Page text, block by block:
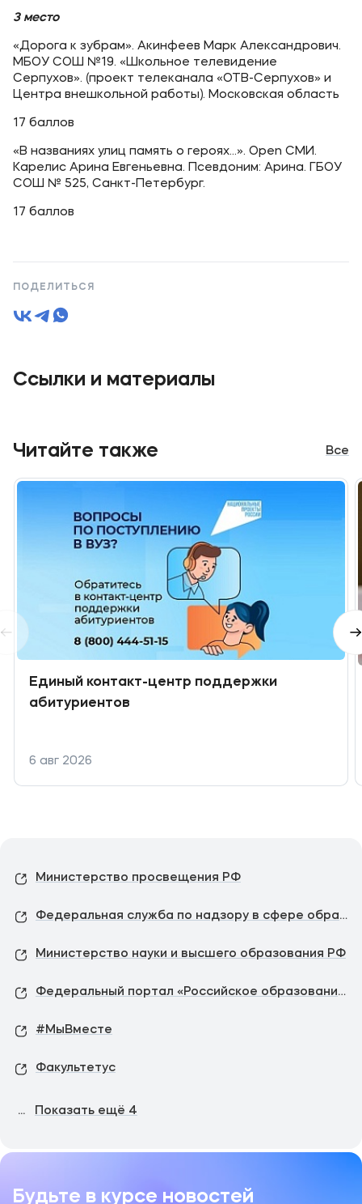
3 место
«Дорога к зубрам». Акинфеев Марк Александрович.
МБОУ СОШ №19. «Школьное телевидение
Серпухов». (проект телеканала «ОТВ-Серпухов» и
Центра внешкольной работы). Московская область
17 баллов
«В названиях улиц память о героях...». Open СМИ.
Карелис Арина Евгеньевна. Псевдоним: Арина. ГБОУ
СОШ № 525, Санкт-Петербург.
17 баллов
ПОДЕЛИТЬСЯ
Ссылки и материалы
Читайте также Все
Единый контакт-центр поддержки
абитуриентов
6 авг 2026
Министерство просвещения РФ
Федеральная служба по надзору в сфере образования и науки
Министерство науки и высшего образования РФ
Федеральный портал «Российское образование»
#МыВместе
Факультетус
... Показать ещё 4
Будьте в курсе новостей